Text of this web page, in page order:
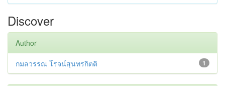
Discover
Author
1
กมลวรรณ โรจน์สุนทรกิตติ